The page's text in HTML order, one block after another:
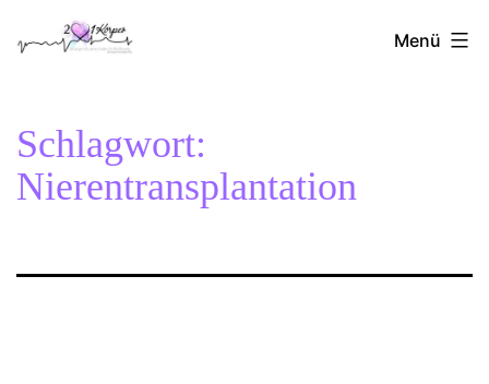
Inhalt2Herzen1Körper Menü
Schlagwort:
Nierentransplantation